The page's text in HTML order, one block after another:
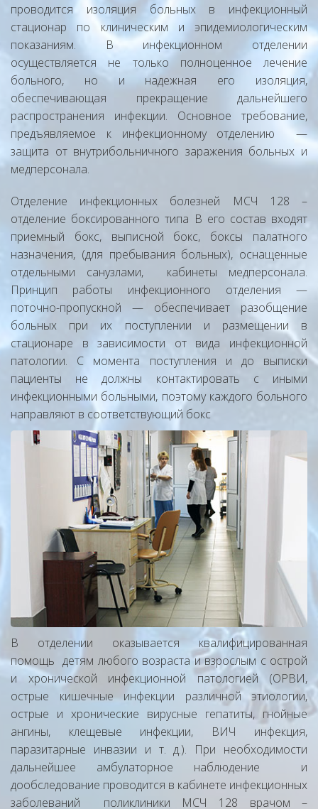
проводится изоляция больных в инфекционный
стационар по клиническим и эпидемиологическим
показаниям. В инфекционном отделении
осуществляется не только полноценное лечение
больного, но и надежная его изоляция,
обеспечивающая прекращение дальнейшего
распространения инфекции. Основное требование,
предъявляемое к инфекционному отделению —
защита от внутрибольничного заражения больных и
медперсонала.
Отделение инфекционных болезней МСЧ 128 –
отделение боксированного типа В его состав входят
приемный бокс, выписной бокс, боксы палатного
назначения, (для пребывания больных), оснащенные
отдельными санузлами, кабинеты медперсонала.
Принцип работы инфекционного отделения —
поточно-пропускной — обеспечивает разобщение
больных при их поступлении и размещении в
стационаре в зависимости от вида инфекционной
патологии. С момента поступления и до выписки
пациенты не должны контактировать с иными
инфекционными больными, поэтому каждого больного
направляют в соответствующий бокс
В отделении оказывается квалифицированная
помощь детям любого возраста и взрослым с острой
и хронической инфекционной патологией (ОРВИ,
острые кишечные инфекции различной этиологии,
острые и хронические вирусные гепатиты, гнойные
ангины, клещевые инфекции, ВИЧ инфекция,
паразитарные инвазии и т. д.). При необходимости
дальнейшее амбулаторное наблюдение и
дообследование проводится в кабинете инфекционных
заболеваний поликлиники МСЧ 128 врачом –